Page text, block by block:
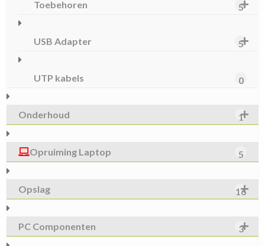
Toebehoren 5
USB Adapter 5
UTP kabels 0
Onderhoud 1
Opruiming Laptop 5
Opslag 16
PC Componenten 3